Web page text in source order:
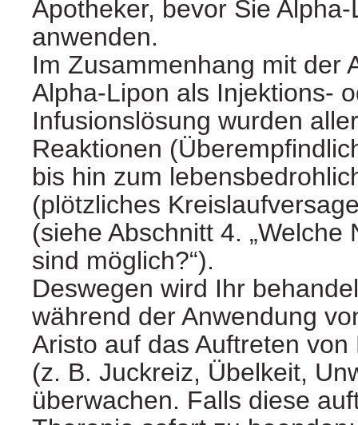
Apotheker, bevor Sie
anwenden.
Im Zusammenhang mit der
Alpha-Lipon als Injektions-
Infusionslösung wurden
Reaktionen
bis hin zum
(plötzliches
(siehe Abschnitt 4. „Welche
sind möglich?“).
Deswegen wird Ihr
während der Anwendung
Aristo auf das Auftreten
(z. B. Juckreiz, Übelkeit,
überwachen. Falls diese